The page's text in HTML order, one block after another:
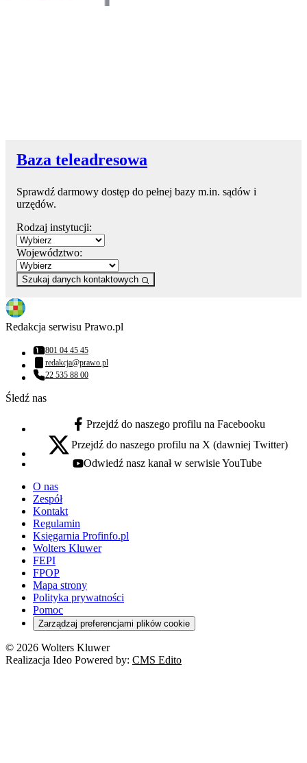
Baza teleadresowa
Sprawdź darmowy dostęp do pełnej bazy m.in. sądów i
urzędów.
Rodzaj instytucji:
Województwo:
Szukaj danych kontaktowych
Redakcja serwisu Prawo.pl
Numer telefonu:
801 04 45 45
Adres email:
redakcja@prawo.pl
Numer telefonu:
22 535 88 00
Śledź nas
facebook - otwiera się w nowej karcie
Przejdź do naszego profilu na Facebooku
x - otwiera się w nowej karcie
Przejdź do naszego profilu na X (dawniej Twitter)
youtube - otwiera się w nowej karcie
Odwiedź nasz kanał w serwisie YouTube
O nas
Zespół
Kontakt
Regulamin
Księgarnia Profinfo.pl
Wolters Kluwer
FEPI
FPOP
Mapa strony
Polityka prywatności
Pomoc
Zarządzaj preferencjami plików cookie
© 2026 Wolters Kluwer
Realizacja Ideo Powered by: CMS Edito